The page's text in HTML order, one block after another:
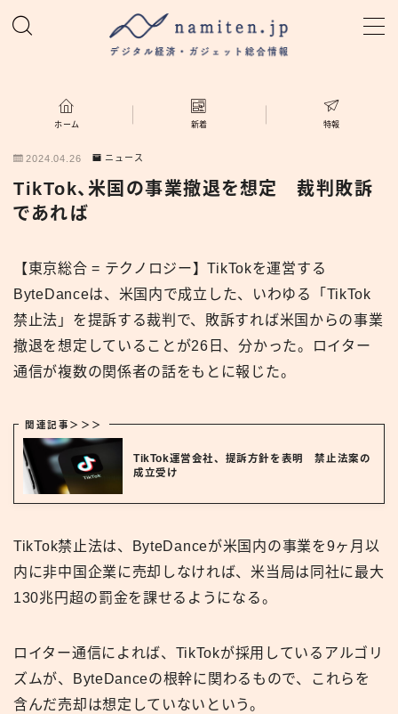
ホーム
新着
namiten.jp
ホーム 新着 特報
2024.04.26 ニュース
TikTok、米国の事業撤退を想定 裁判敗訴
であれば
【東京総合 = テクノロジー】TikTokを運営する
ByteDanceは、米国内で成立した、いわゆる「TikTok
禁止法」を提訴する裁判で、敗訴すれば米国からの事業
撤退を想定していることが26日、分かった。ロイター
通信が複数の関係者の話をもとに報じた。
関連記事＞＞＞
TikTok運営会社、提訴方針を表明 禁止法案の
成立受け
TikTok禁止法は、ByteDanceが米国内の事業を9ヶ月以
内に非中国企業に売却しなければ、米当局は同社に最大
130兆円超の罰金を課せるようになる。
ロイター通信によれば、TikTokが採用しているアルゴリ
ズムが、ByteDanceの根幹に関わるもので、これらを
含んだ売却は想定していないという。